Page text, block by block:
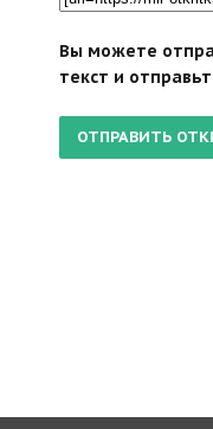
Вы можете
текст и